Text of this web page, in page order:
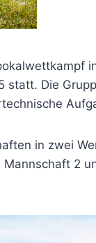
statt. Die
in zwei
2